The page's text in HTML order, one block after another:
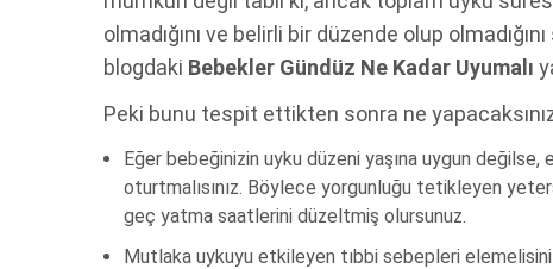
olmadığını ve belirli bir düzende olup
blogdaki Bebekler Gündüz Ne Kadar Uyumalı
Peki bunu tespit ettikten sonra ne
Eğer bebeğinizin uyku düzeni yaşına uygun değilse,
oturtmalısınız. Böylece yorgunluğu tetikleyen
geç yatma saatlerini düzeltmiş olursunuz.
Mutlaka uykuyu etkileyen tıbbi sebepleri